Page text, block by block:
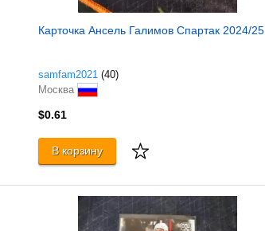
Карточка Ансель Галимов Спартак 2024/25
samfam2021 (40)
Москва
$0.61
В корзину